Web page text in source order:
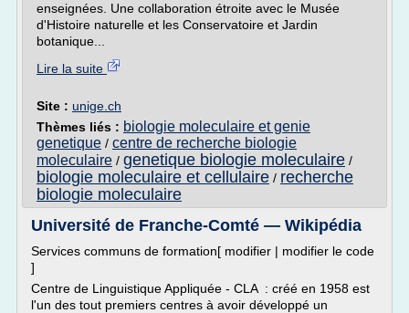
enseignées. Une collaboration étroite avec le Musée
d'Histoire naturelle et les Conservatoire et Jardin
botanique...
Lire la suite
Site : unige.ch
Thèmes liés : biologie moleculaire et genie
genetique / centre de recherche biologie
moleculaire / genetique biologie moleculaire /
biologie moleculaire et cellulaire / recherche
biologie moleculaire
Université de Franche-Comté — Wikipédia
Services communs de formation[ modifier | modifier le code
]
Centre de Linguistique Appliquée - CLA : créé en 1958 est
l'un des tout premiers centres à avoir développé un